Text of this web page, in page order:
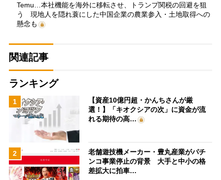
Temu…本社機能を海外に移転させ、トランプ関税の回避を狙
う 現地人を隠れ蓑にした中国企業の農業参入・土地取得への
懸念も
関連記事
ランキング
1
【資産10億円超・かんちさんが厳
選！】「キオクシアの次」に資金が流
れる期待の高…
2
老舗遊技機メーカー・豊丸産業がパチ
ンコ事業停止の背景 大手と中小の格
差拡大に拍車…